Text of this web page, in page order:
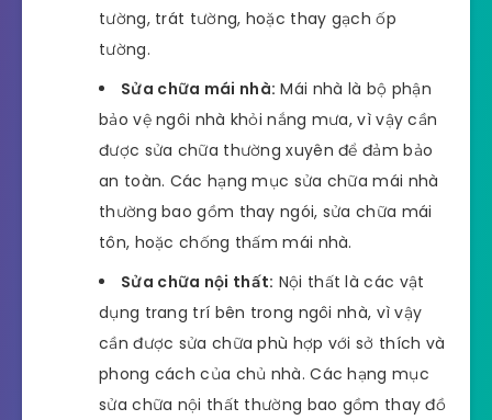
tường, trát tường, hoặc thay gạch ốp
tường.
Sửa chữa mái nhà: Mái nhà là bộ phận
bảo vệ ngôi nhà khỏi nắng mưa, vì vậy cần
được sửa chữa thường xuyên để đảm bảo
an toàn. Các hạng mục sửa chữa mái nhà
thường bao gồm thay ngói, sửa chữa mái
tôn, hoặc chống thấm mái nhà.
Sửa chữa nội thất: Nội thất là các vật
dụng trang trí bên trong ngôi nhà, vì vậy
cần được sửa chữa phù hợp với sở thích và
phong cách của chủ nhà. Các hạng mục
sửa chữa nội thất thường bao gồm thay đồ